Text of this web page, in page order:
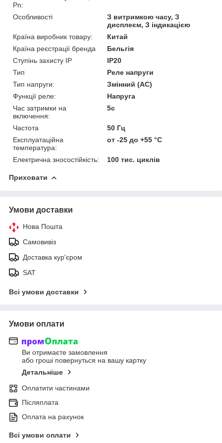
Pn:
Особливості
З витримкою часу, З
дисплеєм, З індикацією
Країна виробник товару:
Китай
Країна реєстрації бренда
Бельгія
Ступінь захисту IP
IP20
Тип
Реле напруги
Тип напруги:
Змінний (AC)
Функції реле:
Напруга
Час затримки на
включення:
5с
Частота
50 Гц
Експлуатаційна
температура:
от -25 до +55 °С
Електрична зносостійкість: 100 тис. циклів
Приховати
Умови доставки
Нова Пошта
Самовивіз
Доставка кур'єром
SAT
Всі умови доставки
Умови оплати
Ви отримаєте замовлення
або гроші повернуться на вашу картку
Детальніше
Оплатити частинами
Післяплата
Оплата на рахунок
Всі умови оплати